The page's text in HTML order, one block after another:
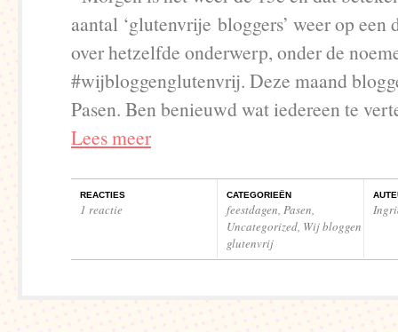
aantal ‘glutenvrije bloggers’ weer op een
over hetzelfde onderwerp, onder de
#wijbloggenglutenvrij. Deze maand
Pasen. Ben benieuwd wat iedereen te
Lees meer
REACTIES
1 reactie
CATEGORIEËN
feestdagen, Pasen,
Uncategorized, Wij bloggen
glutenvrij